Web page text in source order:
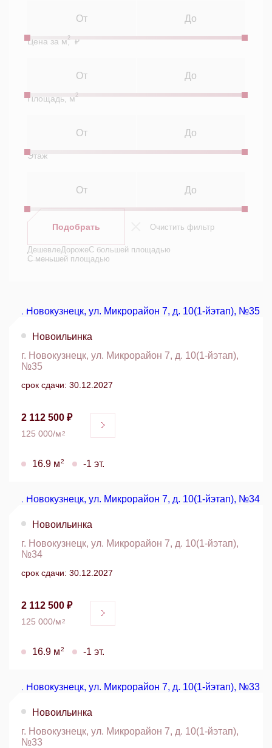
Цена за м2
, ₽
Площадь, м2
Этаж
Подобрать Очистить фильтр
ДешевлеДорожеС большей площадью
С меньшей площадью
Новоильинка
г. Новокузнецк, ул. Микрорайон 7, д. 10(1-йэтап),
№35
срок сдачи: 30.12.2027
2 112 500 ₽
125 000/м2
16.9 м2 -1 эт.
Новоильинка
г. Новокузнецк, ул. Микрорайон 7, д. 10(1-йэтап),
№34
срок сдачи: 30.12.2027
2 112 500 ₽
125 000/м2
16.9 м2 -1 эт.
Новоильинка
г. Новокузнецк, ул. Микрорайон 7, д. 10(1-йэтап),
№33